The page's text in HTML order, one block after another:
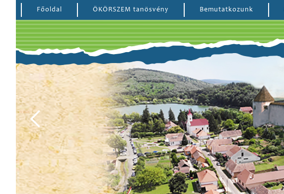
Főoldal ÖKÖRSZEM tanösvény Bemutatkozunk